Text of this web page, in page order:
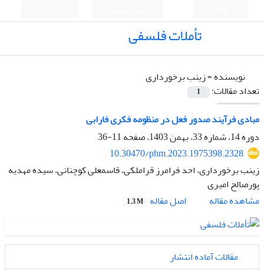
تأملات فلسفی
نویسنده =زینب برخورداری
تعداد مقالات:
1
مبادی فرآیند صدور فعل در منظومه فکری فارابی
دوره 14، شماره 33، بهمن 1403، صفحه
11-36
10.30470/phm.2023.1975398.2328
زینب برخورداری، احد فرامرز قراملکی، قاسمعلی کوچنانی، سیده مهدیه
پورصالح امیری
مشاهده مقاله
اصل مقاله 1.3 M
مقالات آماده انتشار